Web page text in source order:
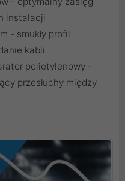
instalacji
- smukły profil
kabli
polietylenowy -
przesłuchy między